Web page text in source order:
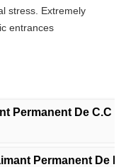
stress. Extremely
entrances
Permanent De C.C
Permanent De